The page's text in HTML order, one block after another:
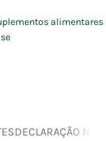
alimentares
DECLARAÇÃO